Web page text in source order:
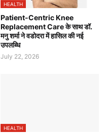
HEALTH
Patient-Centric Knee
Replacement Care के साथ डॉ.
मनु शर्मा ने वडोदरा में हासिल की नई
उपलब्धि
July 22, 2026
HEALTH